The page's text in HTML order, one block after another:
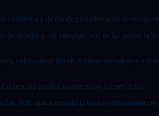
comunica y de dónde proceden si no se
atender y, sin embargo, una de las quejas
exista oposición sin motivos prevalentes o el
pero no pueden usarse, salvo conservación.
Solo aplica cuando la base es